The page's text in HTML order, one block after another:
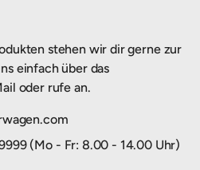
stehen wir dir gerne zur
einfach über das
oder rufe an.
(Mo - Fr: 8.00 - 14.00 Uhr)